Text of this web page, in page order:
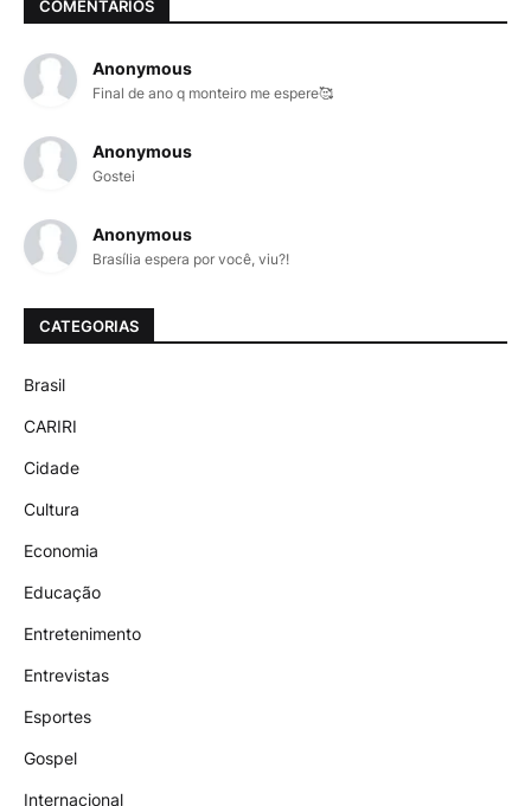
COMENTÁRIOS
Anonymous
Final de ano q monteiro me espere🥰
Anonymous
Gostei
Anonymous
Brasília espera por você, viu?!
CATEGORIAS
Brasil
CARIRI
Cidade
Cultura
Economia
Educação
Entretenimento
Entrevistas
Esportes
Gospel
Internacional